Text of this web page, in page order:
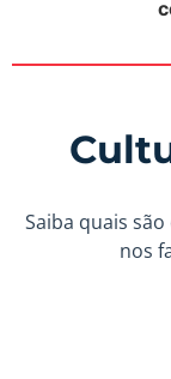
Saiba quais
nos